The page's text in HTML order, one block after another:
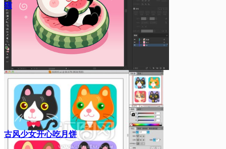
猫
古风少女开心吃月饼